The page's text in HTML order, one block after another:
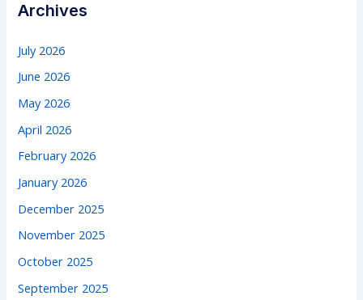
Archives
July 2026
June 2026
May 2026
April 2026
February 2026
January 2026
December 2025
November 2025
October 2025
September 2025